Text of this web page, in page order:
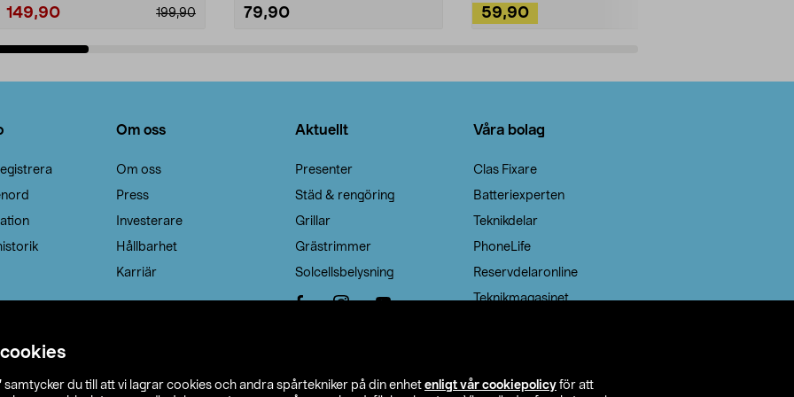
samtycker du till att vi lagrar cookies och andra spårtekniker på din enhet enligt vår cookiepolicy för att
199,90
149,90 79,90 59,90
Om oss
Om oss
Press
Investerare
Hållbarhet
Karriär
Aktuellt
Presenter
Städ & rengöring
Grillar
Grästrimmer
Solcellsbelysning
Våra bolag
Clas Fixare
Batteriexperten
Teknikdelar
PhoneLife
Reservdelaronline
Teknikmagasinet